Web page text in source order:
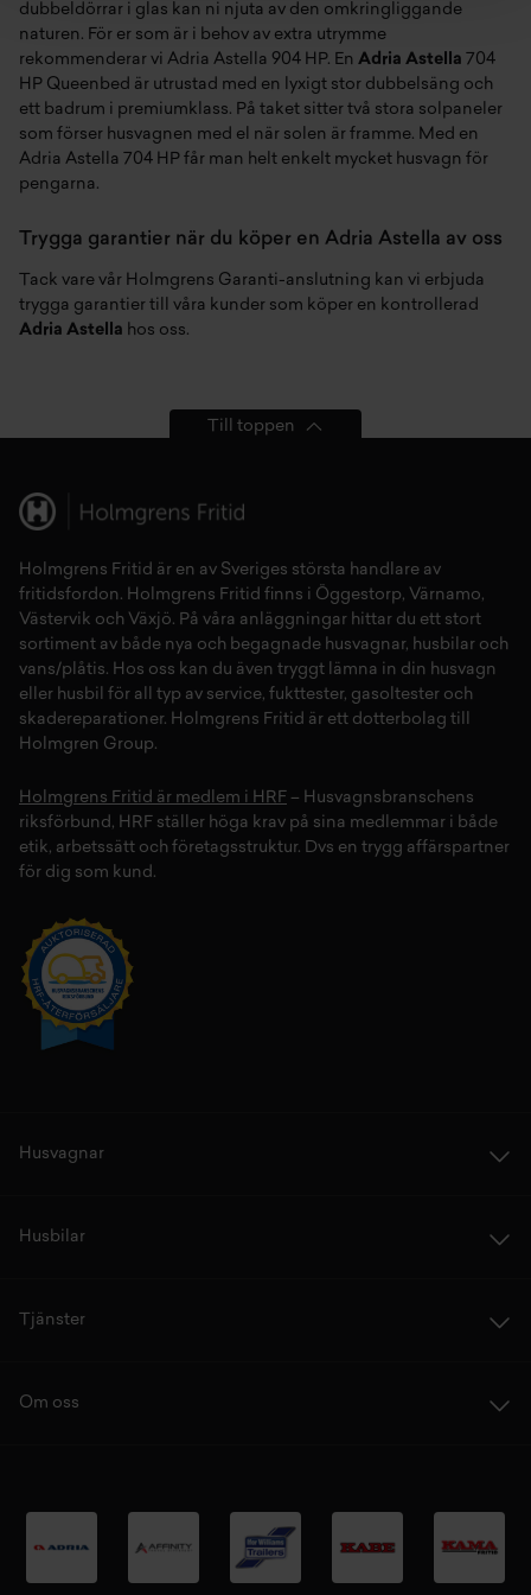
dubbeldörrar i glas kan ni njuta av den omkringliggande
naturen. För er som är i behov av extra utrymme
rekommenderar vi Adria Astella 904 HP. En Adria Astella 704
HP Queenbed är utrustad med en lyxigt stor dubbelsäng och
ett badrum i premiumklass. På taket sitter två stora solpaneler
som förser husvagnen med el när solen är framme. Med en
Adria Astella 704 HP får man helt enkelt mycket husvagn för
pengarna.
Trygga garantier när du köper en Adria Astella av oss
Tack vare vår Holmgrens Garanti-anslutning kan vi erbjuda
trygga garantier till våra kunder som köper en kontrollerad
Adria Astella hos oss.
Till toppen
Holmgrens Fritid är en av Sveriges största handlare av
fritidsfordon . Holmgrens Fritid finns i Öggestorp, Värnamo,
Västervik och Växjö. På våra anläggningar hittar du ett stort
sortiment av både nya och begagnade husvagnar, husbilar och
vans/plåtis. Hos oss kan du även tryggt lämna in din husvagn
eller husbil för all typ av service, fukttester, gasoltester och
skadereparationer. Holmgrens Fritid är ett dotterbolag till
Holmgren Group.
Holmgrens Fritid är medlem i HRF – Husvagnsbranschens
riksförbund, HRF ställer höga krav på sina medlemmar i både
etik, arbetssätt och företagsstruktur. Dvs en trygg affärspartner
för dig som kund.
Husvagnar
Husbilar
Tjänster
Om oss